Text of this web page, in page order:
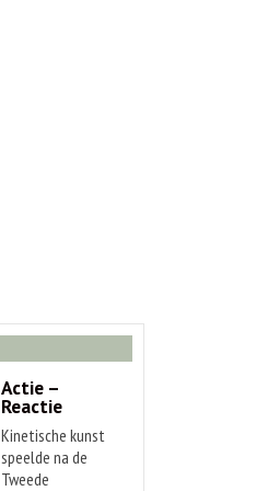
Actie –
Reactie
Kinetische kunst
speelde na de
Tweede